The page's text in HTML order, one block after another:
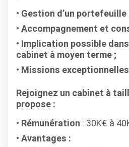
Gestion d’un
Accompagnement et
Implication possible
cabinet à moyen terme ;
Missions
Rejoignez un cabinet à
propose :
Rémunération : 30K€ à
Avantages :